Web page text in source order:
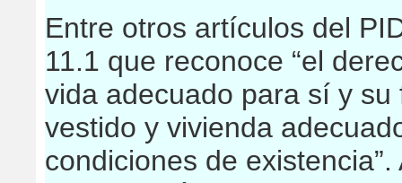
Entre otros artículos del
11.1 que reconoce “el
vida adecuado para sí y
vestido y vivienda
condiciones de